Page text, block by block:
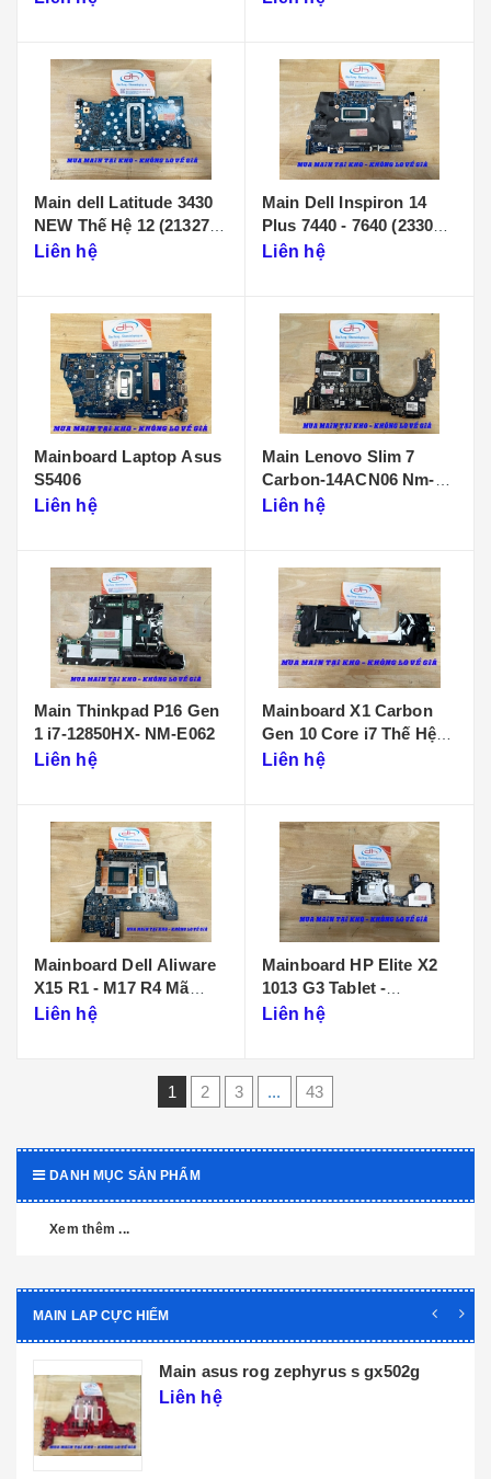
Main dell Latitude 3430
NEW Thế Hệ 12 (213274-
1)
Liên hệ
Main Dell Inspiron 14
Plus 7440 - 7640 (233086-
1)
Liên hệ
Mainboard Laptop Asus
S5406
Liên hệ
Main Lenovo Slim 7
Carbon-14ACN06 Nm-
D901
Liên hệ
Main Thinkpad P16 Gen
1 i7-12850HX- NM-E062
Liên hệ
Mainboard X1 Carbon
Gen 10 Core i7 Thế Hệ
12 - NM-D961
Liên hệ
Mainboard Dell Aliware
X15 R1 - M17 R4 Mã
Main LA-K471P
Liên hệ
Mainboard HP Elite X2
1013 G3 Tablet -
DA0D99MBAI0
Liên hệ
1 2 3 ... 43
DANH MỤC SẢN PHẨM
Xem thêm ...
MAIN LAP CỰC HIẾM
Main dell xps 9320 core i5 i7 th12 la-
l071p